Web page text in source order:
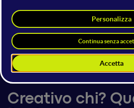
CEO & Founder
we-go srl
5 giugno 2025 15:10 -
AI Plenary
Creativo chi?